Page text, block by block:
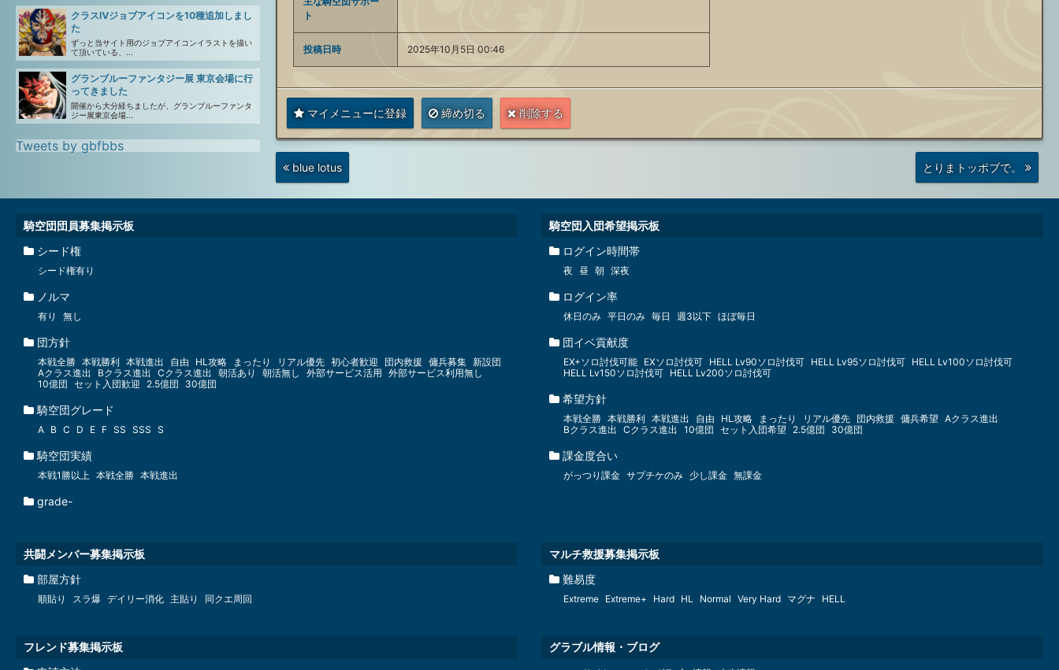
クラスⅣジョブアイコンを10種追加しまし
た
ずっと当サイト用のジョブアイコンイラストを描い
て頂いている、...
グランブルーファンタジー展 東京会場に行
ってきました
開催から大分経ちましたが、グランブルーファンタ
ジー展東京会場...
Tweets by gbfbbs
ト
投稿日時 2025年10月5日 00:46
マイメニューに登録 締め切る 削除する
次
の
投
blue lotus
前
の
投
とりまトッポブで。
騎空団団員募集掲示板
シード権
シード権有り
ノルマ
有り 無し
団方針
本戦全勝 本戦勝利 本戦進出 自由 HL攻略 まったり リアル優先 初心者歓迎 団内救援 傭兵募集 新設団
Aクラス進出
Bクラス進出 Cクラス進出 朝活あり 朝活無し 外部サービス活用 外部サービス利用無し
10億団 セット入団歓迎 2.5億団 30億団
騎空団グレード
A B C D E F SS SSS S
騎空団実績
本戦1勝以上 本戦全勝 本戦進出
grade-
騎空団入団希望掲示板
ログイン時間帯
夜 昼 朝 深夜
ログイン率
休日のみ 平日のみ 毎日 週3以下 ほぼ毎日
団イベ貢献度
EX+ソロ討伐可能 EXソロ討伐可 HELL Lv90ソロ討伐可 HELL Lv95ソロ討伐可 HELL Lv100ソロ討伐可
HELL Lv150ソロ討伐可 HELL Lv200ソロ討伐可
希望方針
本戦全勝 本戦勝利 本戦進出 自由 HL攻略 まったり リアル優先 団内救援 傭兵希望 Aクラス進出
Bクラス進出 Cクラス進出 10億団 セット入団希望 2.5億団 30億団
課金度合い
がっつり課金 サプチケのみ 少し課金 無課金
共闘メンバー募集掲示板
部屋方針
順貼り スラ爆 デイリー消化 主貼り 同クエ周回
マルチ救援募集掲示板
難易度
Extreme Extreme+ Hard HL Normal Very Hard マグナ HELL
フレンド募集掲示板
グラブル情報・ブログ